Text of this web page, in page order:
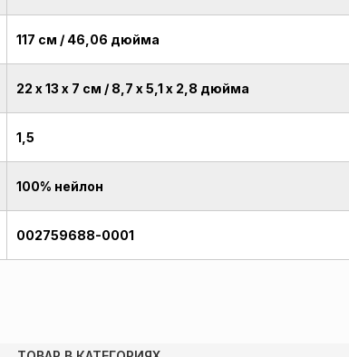
117 см / 46,06 дюйма
22 х 13 х 7 см / 8,7 х 5,1 х 2,8 дюйма
1,5
100% нейлон
002759688-0001